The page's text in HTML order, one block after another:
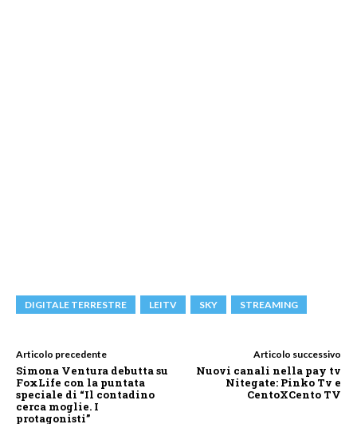
DIGITALE TERRESTRE LEITV SKY STREAMING
Articolo precedente
Simona Ventura debutta su
FoxLife con la puntata
speciale di “Il contadino
cerca moglie. I
protagonisti”
Articolo successivo
Nuovi canali nella pay tv
Nitegate: Pinko Tv e
CentoXCento TV